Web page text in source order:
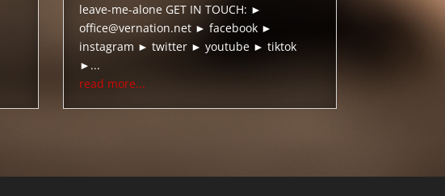
leave-me-alone GET IN TOUCH: ►
office@vernation.net ► facebook ►
instagram ► twitter ► youtube ► tiktok
►...
read more...